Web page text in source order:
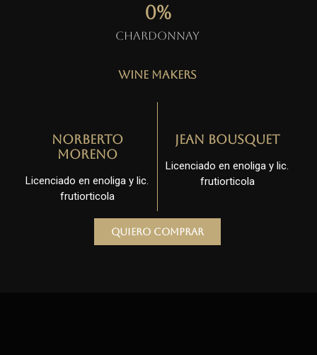
Chardonnay
0%
Wine Makers
Norberto
Moreno
Licenciado en enoliga y lic.
frutiorticola
Jean Bousquet
Licenciado en enoliga y lic.
frutiorticola
Quiero comprar